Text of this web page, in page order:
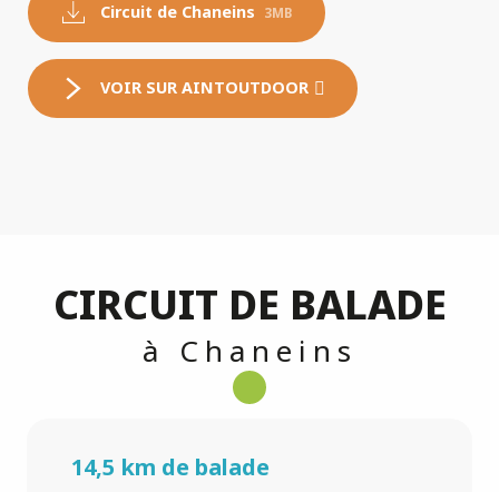
Circuit de Chaneins 3MB
VOIR SUR AINTOUTDOOR
CIRCUIT DE BALADE
à Chaneins
14,5 km de balade